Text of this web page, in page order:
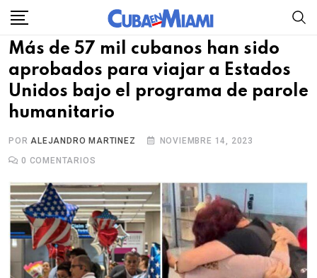
Skip
content
Más de 57 mil cubanos han sido
aprobados para viajar a Estados
Unidos bajo el programa de parole
humanitario
PORALEJANDRO MARTINEZ
NOVIEMBRE 14, 2023
0 COMENTARIOS